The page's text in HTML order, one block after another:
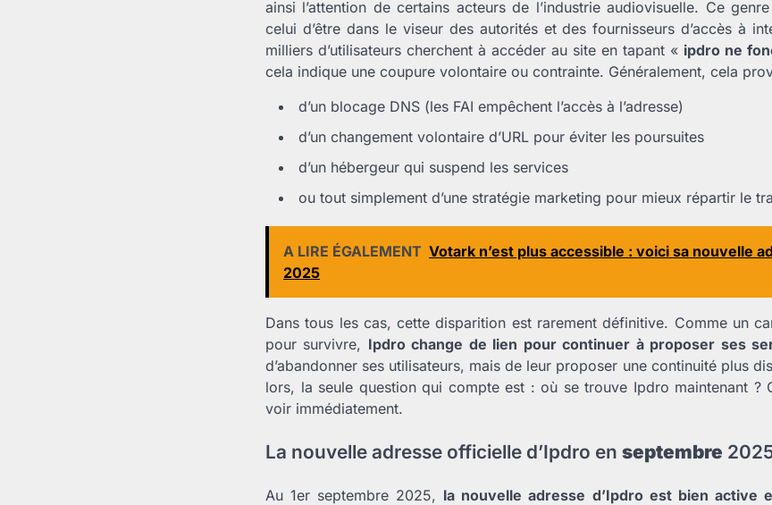
ainsi l’attention de certains acteurs de l’industrie audiovisuelle. Ce
celui d’être dans le viseur des autorités et des fournisseurs d’accès à
milliers d’utilisateurs cherchent à accéder au site en tapant « ipdro ne
cela indique une coupure volontaire ou contrainte. Généralement, cela
d’un blocage DNS (les FAI empêchent l’accès à l’adresse)
d’un changement volontaire d’URL pour éviter les poursuites
d’un hébergeur qui suspend les services
ou tout simplement d’une stratégie marketing pour mieux répartir le
A LIRE ÉGALEMENT Votark n’est plus accessible : voici sa nouvelle
2025
Dans tous les cas, cette disparition est rarement définitive. Comme un
pour survivre, Ipdro change de lien pour continuer à proposer ses
d’abandonner ses utilisateurs, mais de leur proposer une continuité plus
lors, la seule question qui compte est : où se trouve Ipdro maintenant ?
voir immédiatement.
La nouvelle adresse officielle d’Ipdro en septembre
Au 1er septembre 2025, la nouvelle adresse d’Ipdro est bien active